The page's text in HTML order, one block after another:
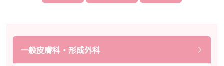
一般皮膚科・形成外科